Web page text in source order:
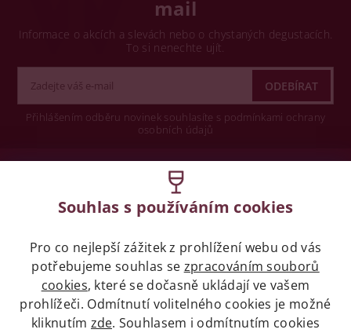
mail
Informace o akcích a slevách nebo o chystaných degustacích.
To si nenechte ujít.
Přihlášením odběru novinek souhlasíte s podmínkami ochrany
osobních údajů
Legislativa
Zákaz prodeje alkoholických nápojů osobám
mladších 18 let.
Naše služby
Souhlas s používáním cookies
Pro co nejlepší zážitek z prohlížení webu od vás
potřebujeme souhlas se zpracováním souborů
cookies, které se dočasně ukládají ve vašem
prohlížeči. Odmítnutí volitelného cookies je možné
kliknutím zde. Souhlasem i odmítnutím cookies